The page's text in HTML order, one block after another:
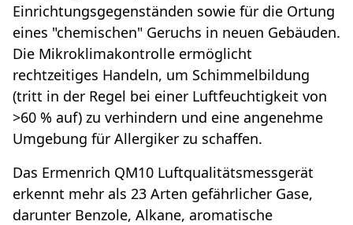
Einrichtungsgegenständen sowie für die Ortung
eines "chemischen" Geruchs in neuen Gebäuden.
Die Mikroklimakontrolle ermöglicht
rechtzeitiges Handeln, um Schimmelbildung
(tritt in der Regel bei einer Luftfeuchtigkeit von
>60 % auf) zu verhindern und eine angenehme
Umgebung für Allergiker zu schaffen.
Das Ermenrich QM10 Luftqualitätsmessgerät
erkennt mehr als 23 Arten gefährlicher Gase,
darunter Benzole, Alkane, aromatische